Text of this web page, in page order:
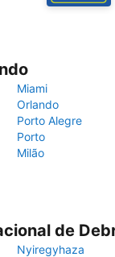
Miami
Orlando
Porto Alegre
Porto
Milão
de
Nyiregyhaza